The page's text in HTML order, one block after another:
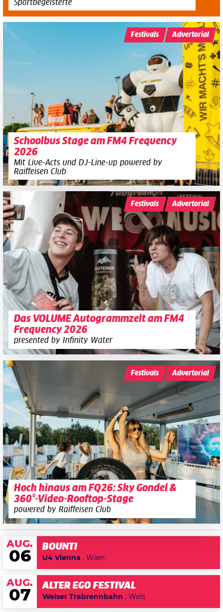
Sportbegeisterte
Schoolbus Stage am FM4 Frequency
2026
Mit Live-Acts und DJ-Line-up powered by
Raiffeisen Club
Festivals Advertorial
Das VOLUME Autogrammzelt am FM4
Frequency 2026
presented by Infinity Water
Festivals Advertorial
Hoch hinaus am FQ26: Sky Gondel &
360°-Video-Rooftop-Stage
powered by Raiffeisen Club
Festivals Advertorial
AUG.
06
BOUNTI
U4 Vienna , Wien
AUG.
07
ALTER EGO FESTIVAL
Welser Trabrennbahn , Wels